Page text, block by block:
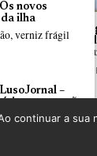
e em
de
novos
da ilha
verniz frágil
–
da Diáspora
continuar a